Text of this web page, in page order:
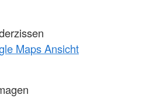
Maps Ansicht